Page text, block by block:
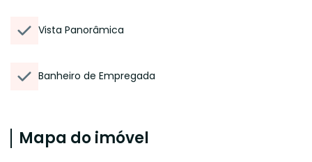
Vista Panorâmica
Banheiro de Empregada
Mapa do imóvel